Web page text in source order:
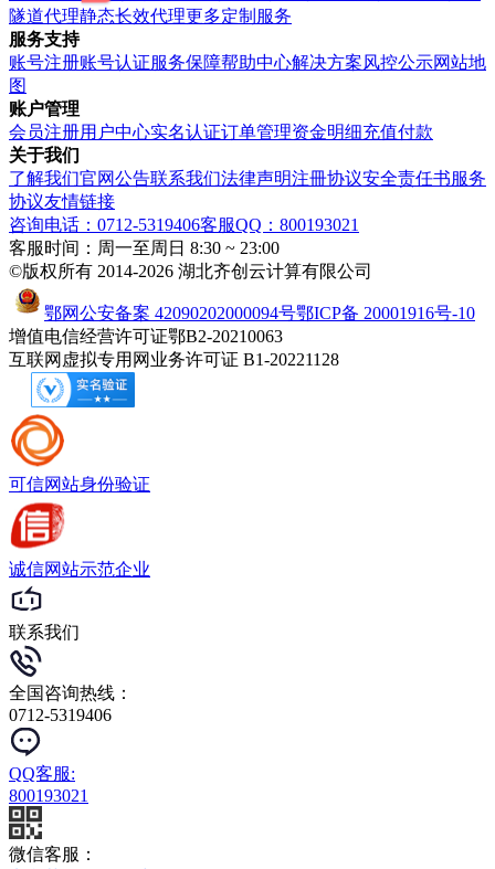
隧道代理静态长效代理更多定制服务
服务支持
账号注册账号认证服务保障帮助中心解决方案风控公示网站地
图
账户管理
会员注册用户中心实名认证订单管理资金明细充值付款
关于我们
了解我们官网公告联系我们法律声明注冊协议安全责任书服务
协议友情链接
咨询电话：0712-5319406客服QQ：800193021
客服时间：周一至周日 8:30 ~ 23:00
©版权所有 2014-2026 湖北齐创云计算有限公司
鄂网公安备案 42090202000094号鄂ICP备 20001916号-10
增值电信经营许可证鄂B2-20210063
互联网虚拟专用网业务许可证 B1-20221128
可信网站身份验证
诚信网站示范企业
联系我们
全国咨询热线：
0712-5319406
QQ客服:
800193021
微信客服：